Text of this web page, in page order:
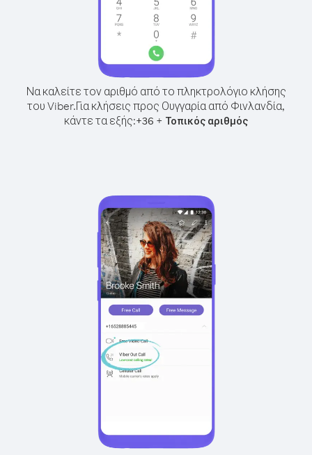
Να καλείτε τον αριθμό από το πληκτρολόγιο κλήσης
του Viber.Για κλήσεις προς Ουγγαρία από Φινλανδία,
κάντε τα εξής:+36 + Τοπικός αριθμός